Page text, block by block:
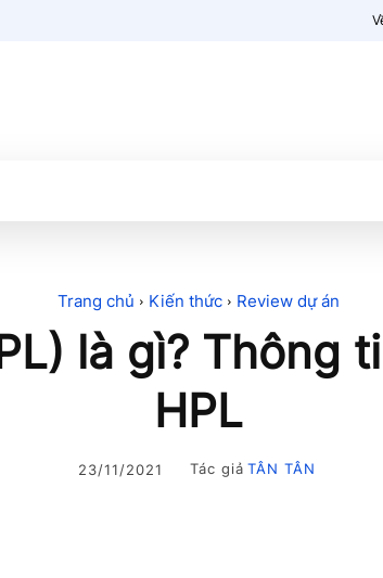
Trang chủ Kiến thức Review dự án
là gì? Thông
HPL
23/11/2021 Tác giả TÂN TÂN